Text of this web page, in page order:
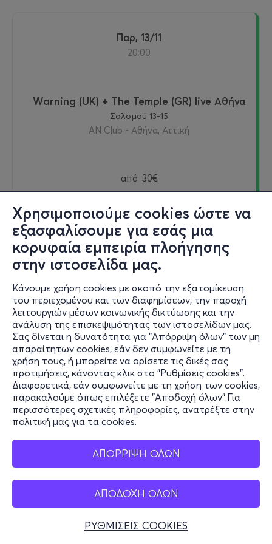
Χρησιμοποιούμε cookies ώστε να
εξασφαλίσουμε για εσάς μια
κορυφαία εμπειρία πλοήγησης
στην ιστοσελίδα μας.
Κάνουμε χρήση cookies με σκοπό την εξατομίκευση
του περιεχομένου και των διαφημίσεων, την παροχή
λειτουργιών μέσων κοινωνικής δικτύωσης και την
ανάλυση της επισκεψιμότητας των ιστοσελίδων μας.
Σας δίνεται η δυνατότητα για "Απόρριψη όλων" των μη
απαραίτητων cookies, εάν δεν συμφωνείτε με τη
χρήση τους, ή μπορείτε να ορίσετε τις δικές σας
προτιμήσεις, κάνοντας κλικ στο "Ρυθμίσεις cookies".
Διαφορετικά, εάν συμφωνείτε με τη χρήση των cookies,
παρακαλούμε όπως επιλέξετε "Αποδοχή όλων".Για
περισσότερες σχετικές πληροφορίες, ανατρέξτε στην
πολιτική μας για τα cookies.
ΑΠΟΡΡΙΨΗ ΟΛΩΝ
ΑΠΟΔΟΧΗ ΟΛΩΝ
ΡΥΘΜΙΣΕΙΣ COOKIES
Παρ, 13/11
20:00
Warning (UK) + The Temple (GR) live Αθήνα
Σολομού 13-15
AN Club - Αθήνα, Αττική
από 30€
Εισιτήρια